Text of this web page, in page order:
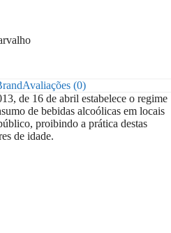
Avaliações (0)
de 16 de abril estabelece o regime
de bebidas alcoólicas em locais
proibindo a prática destas
de idade.